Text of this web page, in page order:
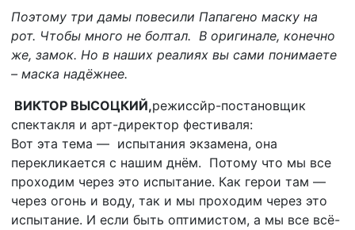
Поэтому три дамы повесили Папагено маску на
рот. Чтобы много не болтал. В оригинале, конечно
же, замок. Но в наших реалиях вы сами понимаете
– маска надёжнее.
ВИКТОР ВЫСОЦКИЙ,режиссйр-постановщик
спектакля и арт-директор фестиваля:
Вот эта тема — испытания экзамена, она
перекликается с нашим днём. Потому что мы все
проходим через это испытание. Как герои там —
через огонь и воду, так и мы проходим через это
испытание. И если быть оптимистом, а мы все всё-